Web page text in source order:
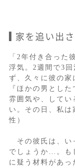
家を追い出
「2年付き合った
浮気。2週間で3
ず、久々に彼の家
『ほかの男とし
雰囲気や、してい
い。その日、私
性）
その彼氏は、い
でしょうか…。も
に疑う材料があっ